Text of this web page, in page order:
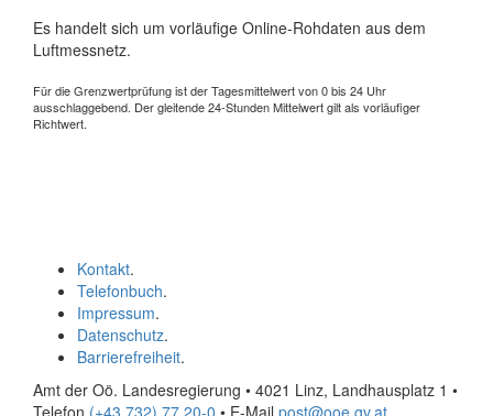
Es handelt sich um vorläufige Online-Rohdaten aus dem
Luftmessnetz.
Für die Grenzwertprüfung ist der Tagesmittelwert von 0 bis 24 Uhr
ausschlaggebend. Der gleitende 24-Stunden Mittelwert gilt als vorläufiger
Richtwert.
Kontakt.
Telefonbuch.
Impressum.
Datenschutz.
Barrierefreiheit.
Amt der Oö. Landesregierung • 4021 Linz, Landhausplatz 1 •
Telefon (+43 732) 77 20-0 • E-Mail post@ooe.gv.at